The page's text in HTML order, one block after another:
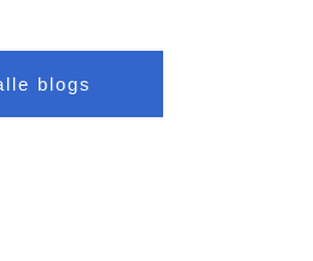
blogs